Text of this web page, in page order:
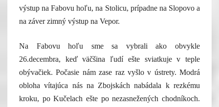
výstup na Fabovu hoľu, na Stolicu, prípadne na Slopovo a
na záver zimný výstup na Vepor.
Na Fabovu hoľu sme sa vybrali ako obvykle
26.decembra, keď väčšina ľudí ešte sviatkuje v teple
obývačiek. Počasie nám zase raz vyšlo v ústrety. Modrá
obloha vítajúca nás na Zbojskách nabádala k rezkému
kroku, po Kučelach ešte po nezasnežených chodníkoch.